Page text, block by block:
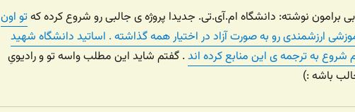
برامون نوشته: دانشگاه ام.آی.تی. جدیدا پروژه ی جالبی رو شروع کرده کهتو اون
ارزشمندی رو به صورت آزاد در اختیار همه گذاشته . اساتید دانشگاه شهید
به ترجمه ی این منابع کرده اند. گفتم شاید این مطلب واسه تو و رادیویِ
باشه :)